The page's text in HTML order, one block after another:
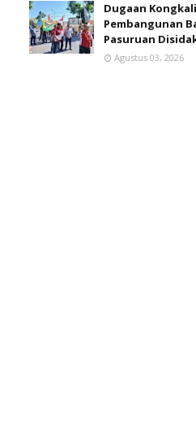
Dugaan
Pembangunan
Pasuruan
Agustus 03, 2026